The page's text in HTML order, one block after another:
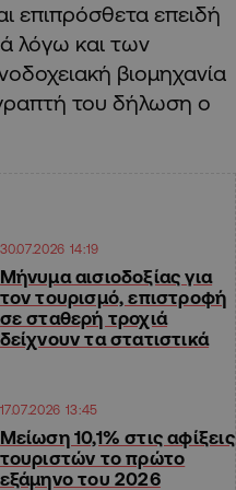
επιπρόσθετα επειδή
λόγω και των
βιομηχανία
του δήλωση ο
30.07.2026 14:19
Μήνυμα αισιοδοξίας για
τον τουρισμό, επιστροφή
σε σταθερή τροχιά
δείχνουν τα στατιστικά
17.07.2026 13:45
Μείωση 10,1% στις αφίξεις
τουριστών το πρώτο
εξάμηνο του 2026